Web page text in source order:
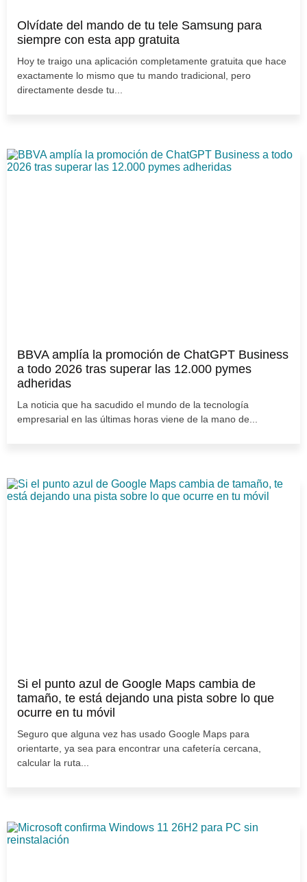
Olvídate del mando de tu tele Samsung para
siempre con esta app gratuita
Hoy te traigo una aplicación completamente gratuita que hace
exactamente lo mismo que tu mando tradicional, pero
directamente desde tu...
BBVA amplía la promoción de ChatGPT Business
a todo 2026 tras superar las 12.000 pymes
adheridas
La noticia que ha sacudido el mundo de la tecnología
empresarial en las últimas horas viene de la mano de...
Si el punto azul de Google Maps cambia de
tamaño, te está dejando una pista sobre lo que
ocurre en tu móvil
Seguro que alguna vez has usado Google Maps para
orientarte, ya sea para encontrar una cafetería cercana,
calcular la ruta...